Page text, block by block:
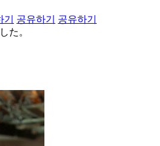
공유하기
공유하기
た。